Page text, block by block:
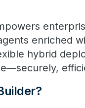
enriched
hybrid